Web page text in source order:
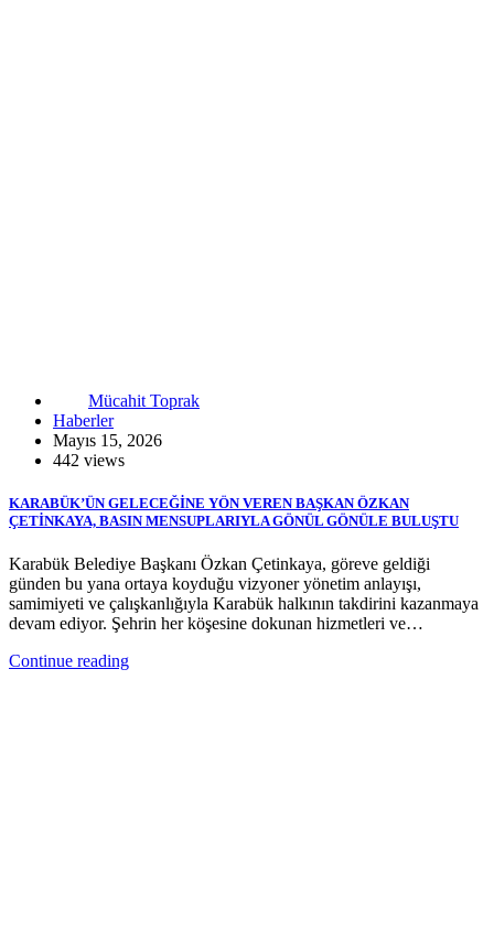
Mücahit Toprak
Haberler
Mayıs 15, 2026
442 views
KARABÜK’ÜN GELECEĞİNE YÖN VEREN BAŞKAN ÖZKAN
ÇETİNKAYA, BASIN MENSUPLARIYLA GÖNÜL GÖNÜLE BULUŞTU
Karabük Belediye Başkanı Özkan Çetinkaya, göreve geldiği
günden bu yana ortaya koyduğu vizyoner yönetim anlayışı,
samimiyeti ve çalışkanlığıyla Karabük halkının takdirini kazanmaya
devam ediyor. Şehrin her köşesine dokunan hizmetleri ve…
Continue reading